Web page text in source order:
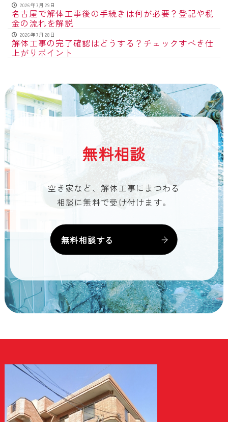
2026年7月29日
名古屋で解体工事後の手続きは何が必要？登記や税
金の流れを解説
2026年7月28日
解体工事の完了確認はどうする？チェックすべき仕
上がりポイント
無料相談
空き家など、解体工事にまつわる
相談に無料で受け付けます。
無料相談する